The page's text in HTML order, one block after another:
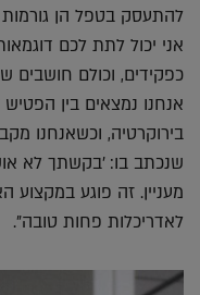
להתעסק בטפל הן
אני יכול לתת לכם
כפקידים, וכולם חושבים
אנחנו נמצאים בין הפטיש
בירוקרטיה, וכשאנחנו
שנכתב בו: 'בקשתך לא
מעניין. זה פוגע במקצוע
לאדריכלות פחות טובה".